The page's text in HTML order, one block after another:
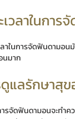
เวลาในการ
ลาในการจัดฟันดามอ
นมาก
แลรักษาสุ
รจัดฟันดามอนจะทำ